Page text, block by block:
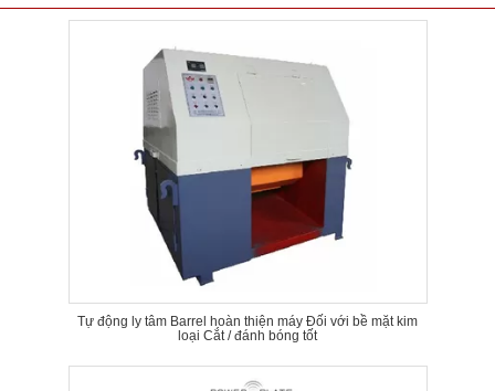
Tự động ly tâm Barrel hoàn thiện máy Đối với bề mặt kim
loại Cắt / đánh bóng tốt